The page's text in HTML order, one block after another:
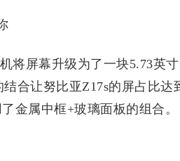
将屏幕升级为了一块5.73英
合让努比亚Z17s的屏占比达
金属中框+玻璃面板的组合。